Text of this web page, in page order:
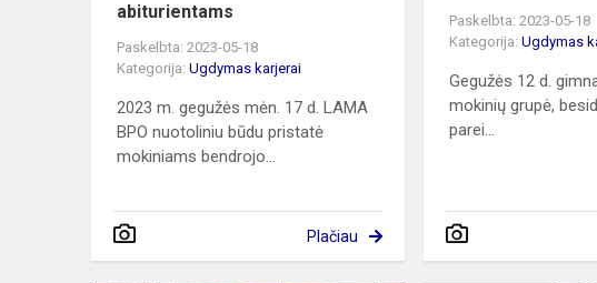
abiturientams
Paskelbta: 2023-05-18
Kategorija: Ugdymas karjerai
2023 m. gegužės mėn. 17 d. LAMA
BPO nuotoliniu būdu pristatė
mokiniams bendrojo...
Plačiau
Paskelbta: 2023-05-18
Kategorija:Ugdymas
Gegužės 12 d.
mokinių grupė,
parei...